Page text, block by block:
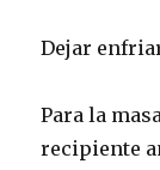
Dejar
Para la
recipiente